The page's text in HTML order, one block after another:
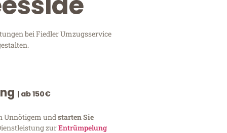
bei Fiedler Umzugsservice
| ab 150€
Unnötigem und starten Sie
zurEntrümpelung